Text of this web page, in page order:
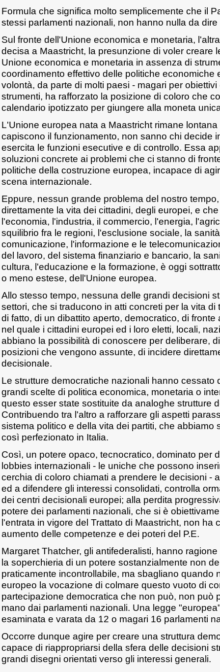
Formula che significa molto semplicemente che il
stessi parlamenti nazionali, non hanno nulla da
Sul fronte dell'Unione economica e monetaria,
decisa a Maastricht, la presunzione di voler creare
Unione economica e monetaria in assenza di
coordinamento effettivo delle politiche economiche
volontà, da parte di molti paesi - magari per
strumenti, ha rafforzato la posizione di coloro che
calendario ipotizzato per giungere alla moneta
L'Unione europea nata a Maastricht rimane
capiscono il funzionamento, non sanno chi decide
esercita le funzioni esecutive e di controllo. Essa
soluzioni concrete ai problemi che ci stanno di
politiche della costruzione europea, incapace di
scena internazionale.
Eppure, nessun grande problema del nostro
direttamente la vita dei cittadini, degli europei, e
l'economia, l'industria, il commercio, l'energia,
squilibrio fra le regioni, l'esclusione sociale, la
comunicazione, l'informazione e le
del lavoro, del sistema finanziario e bancario, la
cultura, l'educazione e la formazione, è oggi
o meno estese, dell'Unione europea.
Allo stesso tempo, nessuna delle grandi decisioni
settori, che si traducono in atti concreti per la vita di
di fatto, di un dibattito aperto, democratico, di
nel quale i cittadini europei ed i loro eletti, locali,
abbiano la possibilità di conoscere per deliberare,
posizioni che vengono assunte, di incidere
decisionale.
Le strutture democratiche nazionali hanno cessato
grandi scelte di politica economica, monetaria o
questo esser state sostituite da analoghe strutture
Contribuendo tra l'altro a rafforzare gli aspetti
sistema politico e della vita dei partiti, che abbiamo
così perfezionato in Italia.
Così, un potere opaco, tecnocratico, dominato per
lobbies internazionali - le uniche che possono
cerchia di coloro chiamati a prendere le decisioni -
ed a difendere gli interessi consolidati, controlla
dei centri decisionali europei; alla perdita
potere dei parlamenti nazionali, che si è
l'entrata in vigore del Trattato di Maastricht, non ha
aumento delle competenze e dei poteri del P.E.
Margaret Thatcher, gli antifederalisti, hanno
la soperchieria di un potere sostanzialmente non
praticamente incontrollabile, ma sbagliano quando
europeo la vocazione di colmare questo vuoto di
partecipazione democratica che non può, non può
mano dai parlamenti nazionali. Una legge
esaminata e varata da 12 o magari 16 parlamenti
Occorre dunque agire per creare una struttura
capace di riappropriarsi della sfera delle decisioni
grandi disegni orientati verso gli interessi generali.